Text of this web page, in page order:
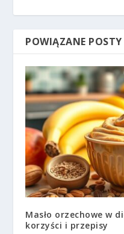
POWIĄZANE POSTY
Masło orzechowe w
korzyści i przepisy